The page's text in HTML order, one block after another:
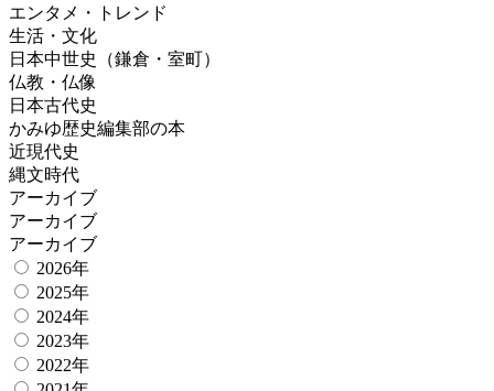
エンタメ・トレンド
生活・文化
日本中世史（鎌倉・室町）
仏教・仏像
日本古代史
かみゆ歴史編集部の本
近現代史
縄文時代
アーカイブ
アーカイブ
アーカイブ
2026年
2025年
2024年
2023年
2022年